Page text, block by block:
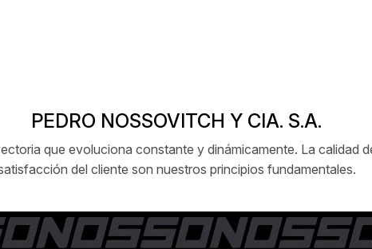
PEDRO NOSSOVITCH Y CIA. S.A.
que evoluciona constante y dinámicamente. La calidad
del cliente son nuestros principios fundamentales.